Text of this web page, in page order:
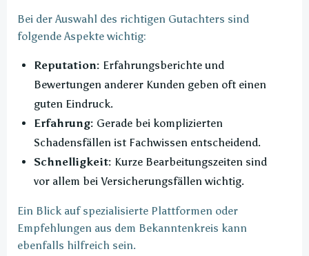
Bei der Auswahl des richtigen Gutachters sind
folgende Aspekte wichtig:
Reputation: Erfahrungsberichte und
Bewertungen anderer Kunden geben oft einen
guten Eindruck.
Erfahrung: Gerade bei komplizierten
Schadensfällen ist Fachwissen entscheidend.
Schnelligkeit: Kurze Bearbeitungszeiten sind
vor allem bei Versicherungsfällen wichtig.
Ein Blick auf spezialisierte Plattformen oder
Empfehlungen aus dem Bekanntenkreis kann
ebenfalls hilfreich sein.